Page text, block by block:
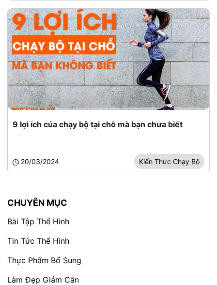
9 lợi ích của chạy bộ tại chỗ mà bạn chưa biết
20/03/2024 Kiến Thức Chạy Bộ
CHUYÊN MỤC
Bài Tập Thể Hình
Tin Tức Thể Hình
Thực Phẩm Bổ Sung
Làm Đẹp Giảm Cân